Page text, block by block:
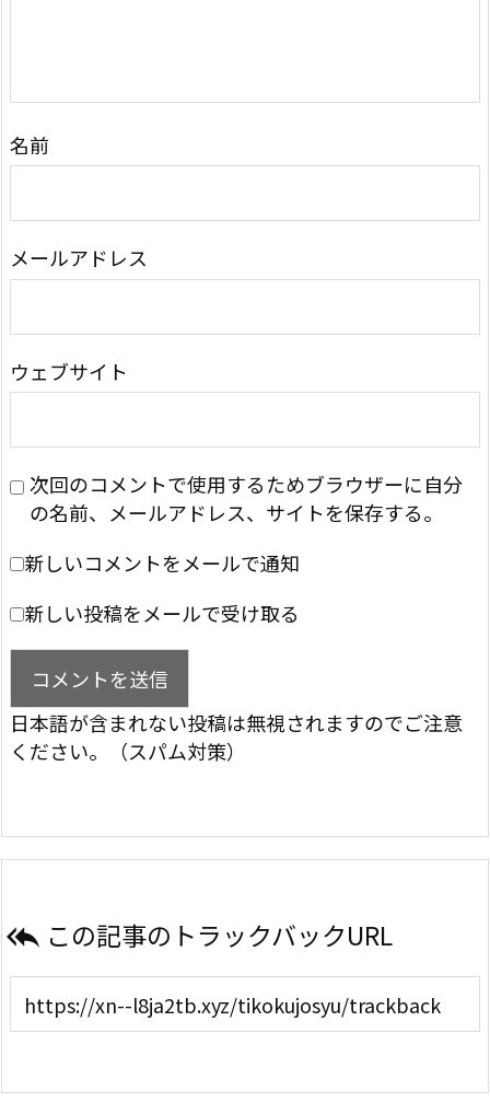
名前
メールアドレス
ウェブサイト
次回のコメントで使用するためブラウザーに自分
の名前、メールアドレス、サイトを保存する。
新しいコメントをメールで通知
新しい投稿をメールで受け取る
日本語が含まれない投稿は無視されますのでご注意
ください。（スパム対策）
 この記事のトラックバックURL